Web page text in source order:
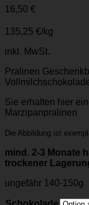
16,50 €
135,25 €/kg
inkl. MwSt.
Pralinen
Sie erhalten hier
Marzipanpralinen
Die Abbildung ist
mind. 2-3 Monate
trockener
ungefähr 140-150g